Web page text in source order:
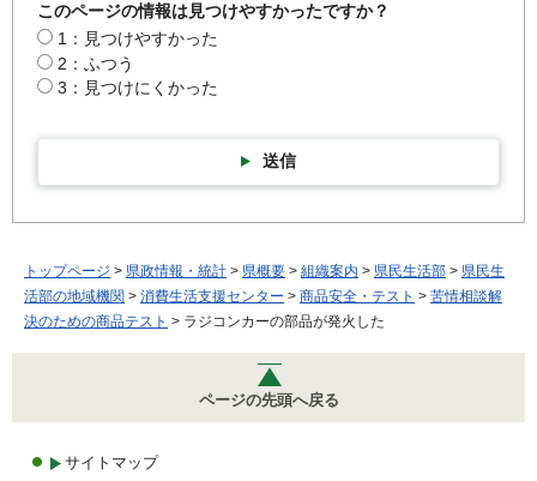
このページの情報は見つけやすかったですか？
1：見つけやすかった
2：ふつう
3：見つけにくかった
送信
トップページ > 県政情報・統計 > 県概要 > 組織案内 > 県民生活部 > 県民生
活部の地域機関 > 消費生活支援センター > 商品安全・テスト > 苦情相談解
決のための商品テスト > ラジコンカーの部品が発火した
ページの先頭へ戻る
サイトマップ